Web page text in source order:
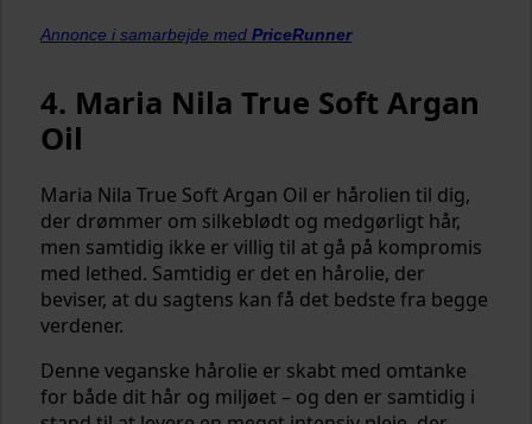
Annonce i samarbejde med PriceRunner
4. Maria Nila True Soft Argan
Oil
Maria Nila True Soft Argan Oil er hårolien til dig,
der drømmer om silkeblødt og medgørligt hår,
men samtidig ikke er villig til at gå på kompromis
med lethed. Samtidig er det en hårolie, der
beviser, at du sagtens kan få det bedste fra begge
verdener.
Denne veganske hårolie er skabt med omtanke
for både dit hår og miljøet – og den er samtidig i